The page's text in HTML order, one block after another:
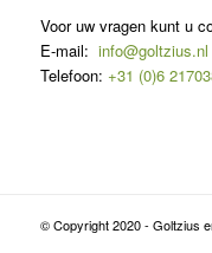
Voor uw vragen kunt u
E-mail: info@goltzius.nl
Telefoon: +31 (0)6
© Copyright 2020 - Goltzius